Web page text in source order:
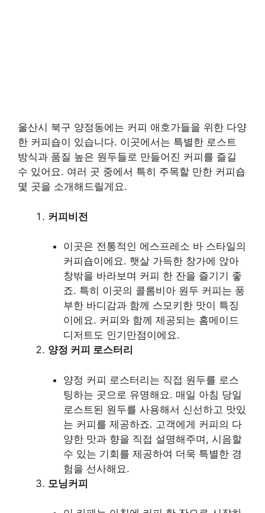
울산시 북구 양정동에는 커피 애호가들을 위한 다양
한 커피숍이 있습니다. 이곳에서는 특별한 로스트
방식과 품질 높은 원두들로 만들어진 커피를 즐길
수 있어요. 여러 곳 중에서 특히 주목할 만한 커피숍
몇 곳을 소개해드릴게요.
커피비전
이곳은 전통적인 에스프레소 바 스타일의
커피숍이에요. 햇살 가득한 창가에 앉아
창밖을 바라보며 커피 한 잔을 즐기기 좋
죠. 특히 이곳의 콜롬비아 원두 커피는 풍
부한 바디감과 함께 스모키한 맛이 특징
이에요. 커피와 함께 제공되는 홈메이드
디저트도 인기만점이에요.
양정 커피 로스터리
양정 커피 로스터리는 직접 원두를 로스
팅하는 곳으로 유명해요. 매일 아침 당일
로스트된 원두를 사용해서 신선하고 맛있
는 커피를 제공하죠. 고객에게 커피의 다
양한 맛과 향을 직접 설명해주며, 시음할
수 있는 기회를 제공하여 더욱 특별한 경
험을 선사해요.
모닝커피